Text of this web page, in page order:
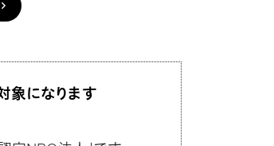
象になります